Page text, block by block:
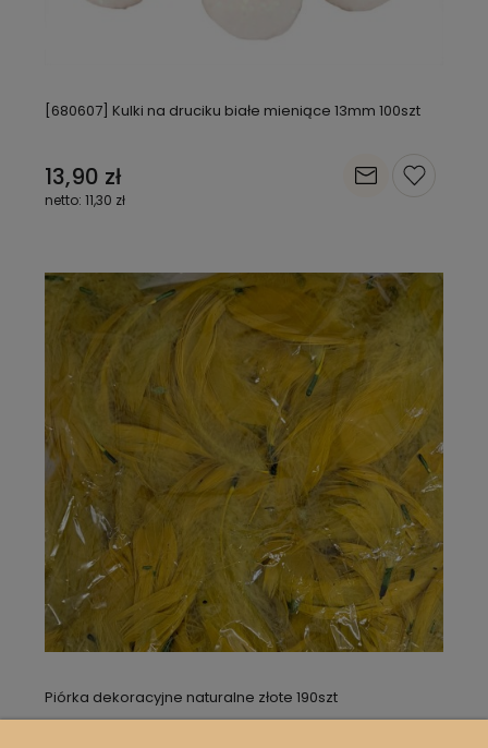
[680607] Kulki na druciku białe mieniące 13mm 100szt
13,90 zł
11,30 zł
Piórka dekoracyjne naturalne złote 190szt